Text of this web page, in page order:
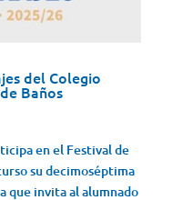
del Colegio
Baños
en el Festival de
su decimoséptima
que invita al alumnado